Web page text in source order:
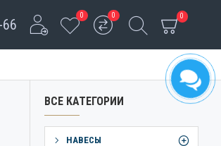
0 0 0
ВСЕ КАТЕГОРИИ
НАВЕСЫ